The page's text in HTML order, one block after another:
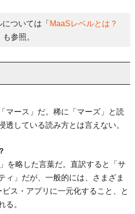
ついては「 MaaSレベルとは？
も参照。
マース」だ。稀に「マーズ」と読
透している読み方とは言えない。
を略した言葉だ。直訳すると「サ
ィ」だが、一般的には、さまざま
ス・アプリに一元化すること、と
る。